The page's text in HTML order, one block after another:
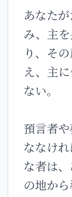
あなた
み、主
り、そ
え、主
ない。
預言者
ななけ
な者は
の地か